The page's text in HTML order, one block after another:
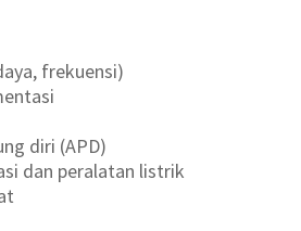
frekuensi)
diri (APD)
dan peralatan listrik